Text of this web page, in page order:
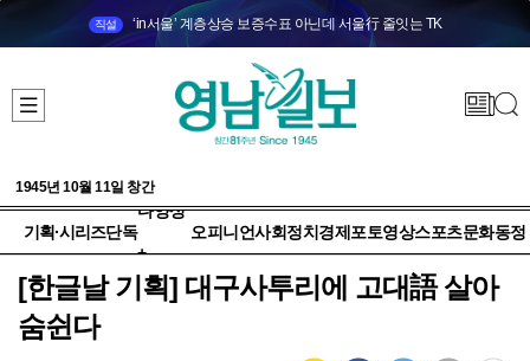
직설 ‘in서울’ 계층상승 보증수표 아닌데 서울行 줄잇는 TK
1945년 10월 11일 창간
기획·시리즈단독
다양성
+
오피니언사회정치 경제 포토영상스포츠문화동정
[한글날 기획] 대구사투리에 고대語 살아
숨쉰다